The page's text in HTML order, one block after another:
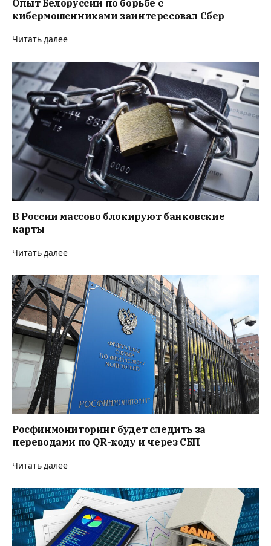
Опыт Белоруссии по борьбе с
кибермошенниками заинтересовал Сбер
Читать далее
В России массово блокируют банковские
карты
Читать далее
Росфинмониторинг будет следить за
переводами по QR-коду и через СБП
Читать далее